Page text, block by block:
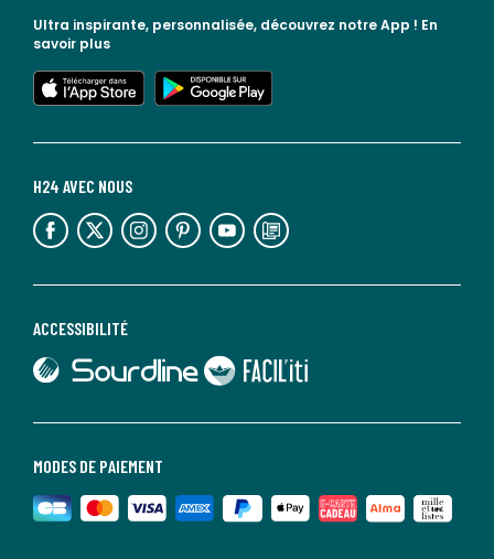
MODES DE PAIEMENT
ACCESSIBILITÉ
lien vers Sourdline
lien vers Faciliti
H24 AVEC NOUS
lien vers l'espace réseaux sociaux lien vers l'espace réseaux sociaux lien vers l'espace réseaux sociaux lien vers l'espace réseaux sociaux lien vers l'espace réseaux sociaux lien vers le blog la redoute
Ultra inspirante, personnalisée, découvrez notre App ! En
savoir plus
lien vers l'app store
lien vers google play